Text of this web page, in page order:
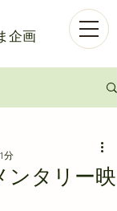
企画
ンタリー映
分